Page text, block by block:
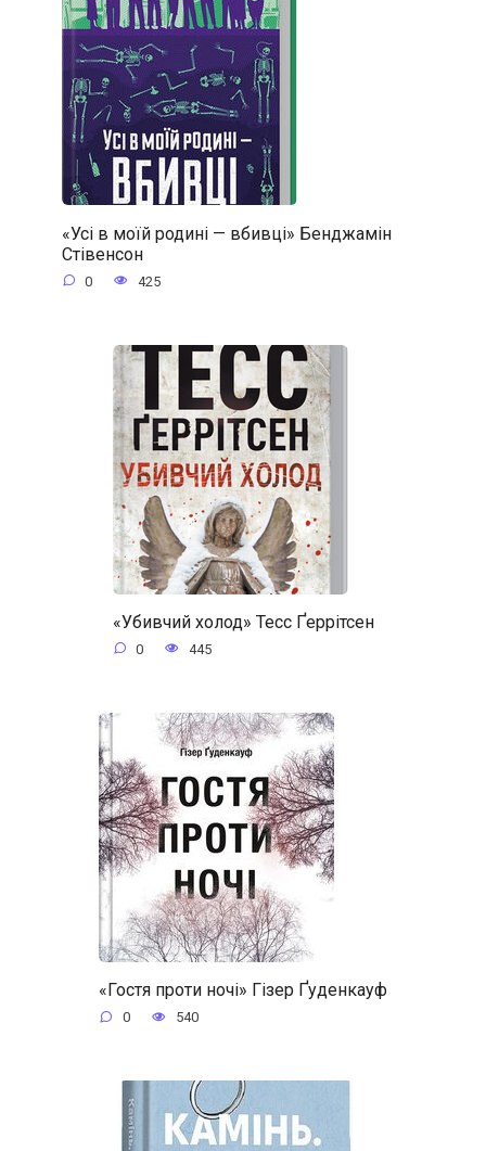
«Усі в моїй родині — вбивці» Бенджамін
Стівенсон
0 425
«Убивчий холод» Тесс Ґеррітсен
0 445
«Гостя проти ночі» Гізер Ґуденкауф
0 540